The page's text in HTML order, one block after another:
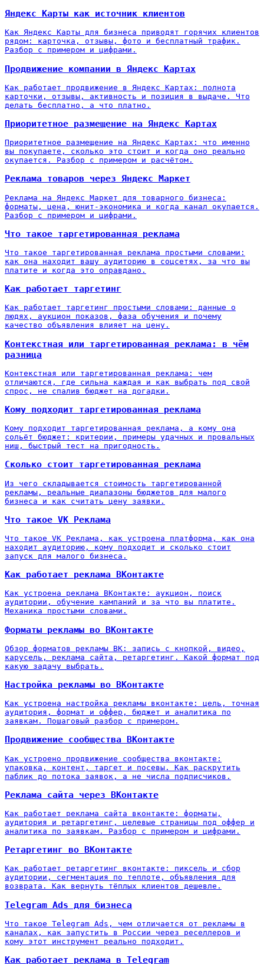
Яндекс Карты как источник клиентов
Как Яндекс Карты для бизнеса приводят горячих клиентов
рядом: карточка, отзывы, фото и бесплатный трафик.
Разбор с примером и цифрами.
Продвижение компании в Яндекс Картах
Как работает продвижение в Яндекс Картах: полнота
карточки, отзывы, активность и позиция в выдаче. Что
делать бесплатно, а что платно.
Приоритетное размещение на Яндекс Картах
Приоритетное размещение на Яндекс Картах: что именно
вы покупаете, сколько это стоит и когда оно реально
окупается. Разбор с примером и расчётом.
Реклама товаров через Яндекс Маркет
Реклама на Яндекс Маркет для товарного бизнеса:
форматы, цена, юнит-экономика и когда канал окупается.
Разбор с примером и цифрами.
Что такое таргетированная реклама
Что такое таргетированная реклама простыми словами:
как она находит вашу аудиторию в соцсетях, за что вы
платите и когда это оправдано.
Как работает таргетинг
Как работает таргетинг простыми словами: данные о
людях, аукцион показов, фаза обучения и почему
качество объявления влияет на цену.
Контекстная или таргетированная реклама: в чём
разница
Контекстная или таргетированная реклама: чем
отличаются, где сильна каждая и как выбрать под свой
спрос, не спалив бюджет на догадки.
Кому подходит таргетированная реклама
Кому подходит таргетированная реклама, а кому она
сольёт бюджет: критерии, примеры удачных и провальных
ниш, быстрый тест на пригодность.
Сколько стоит таргетированная реклама
Из чего складывается стоимость таргетированной
рекламы, реальные диапазоны бюджетов для малого
бизнеса и как считать цену заявки.
Что такое VK Реклама
Что такое VK Реклама, как устроена платформа, как она
находит аудиторию, кому подходит и сколько стоит
запуск для малого бизнеса.
Как работает реклама ВКонтакте
Как устроена реклама ВКонтакте: аукцион, поиск
аудитории, обучение кампаний и за что вы платите.
Механика простыми словами.
Форматы рекламы во ВКонтакте
Обзор форматов рекламы ВК: запись с кнопкой, видео,
карусель, реклама сайта, ретаргетинг. Какой формат под
какую задачу выбрать.
Настройка рекламы во ВКонтакте
Как устроена настройка рекламы вконтакте: цель, точная
аудитория, формат и оффер, бюджет и аналитика по
заявкам. Пошаговый разбор с примером.
Продвижение сообщества ВКонтакте
Как устроено продвижение сообщества вконтакте:
упаковка, контент, таргет и посевы. Как раскрутить
паблик до потока заявок, а не числа подписчиков.
Реклама сайта через ВКонтакте
Как работает реклама сайта вконтакте: форматы,
аудитория и ретаргетинг, целевые страницы под оффер и
аналитика по заявкам. Разбор с примером и цифрами.
Ретаргетинг во ВКонтакте
Как работает ретаргетинг вконтакте: пиксель и сбор
аудитории, сегментация по теплоте, объявления для
возврата. Как вернуть тёплых клиентов дешевле.
Telegram Ads для бизнеса
Что такое Telegram Ads, чем отличается от рекламы в
каналах, как запустить в России через реселлеров и
кому этот инструмент реально подходит.
Как работает реклама в Telegram